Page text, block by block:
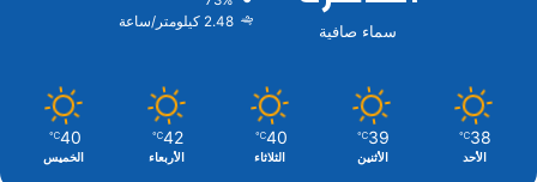
سماء صافية
2.48 كيلومتر/ساعة
38
℃
الأحد
39
℃
الأثنين
40
℃
الثلاثاء
42
℃
الأربعاء
40
℃
الخميس